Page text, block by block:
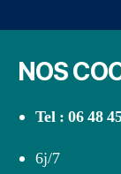
NOS
Tel : 06 48
6j/7